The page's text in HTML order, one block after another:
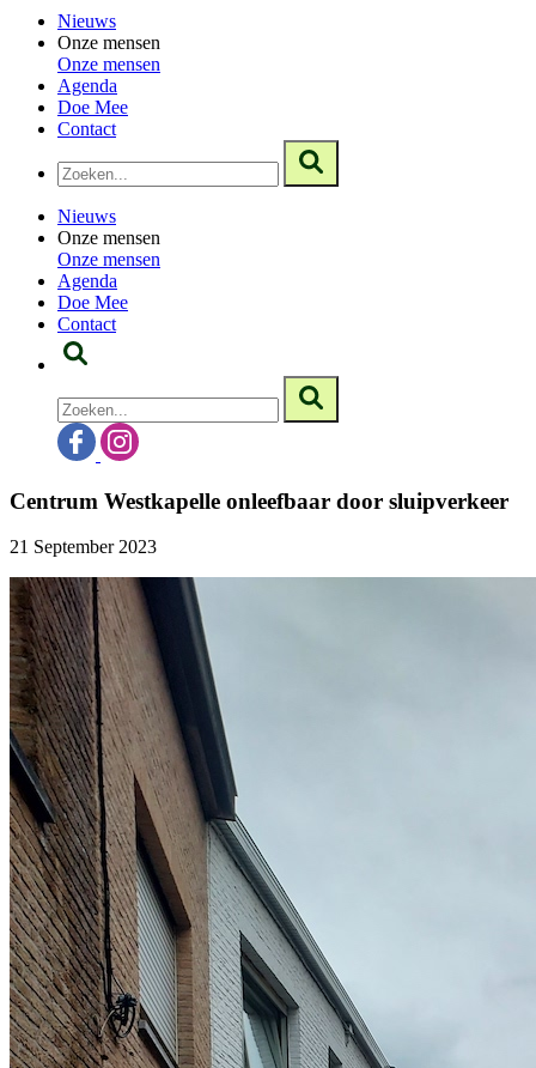
Nieuws
Onze mensen
Onze mensen
Agenda
Doe Mee
Contact
Nieuws
Onze mensen
Onze mensen
Agenda
Doe Mee
Contact
Centrum Westkapelle onleefbaar door sluipverkeer
21 September 2023